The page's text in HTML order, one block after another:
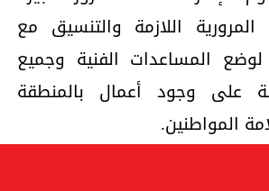
المرورية اللازمة والتنسيق مع
المساعدات الفنية وجميع
على وجود أعمال بالمنطقة
المواطنين.